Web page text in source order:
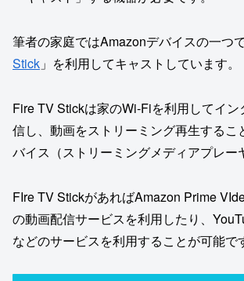
筆者の家庭ではAmazonデバイスの一つ
Stick 」を利用してキャストしています。
Fire TV Stickは家のWi-Fiを利用してイン
信し、動画をストリーミング再生するこ
バイス（ストリーミングメディアプレー
FIre TV StickがあればAmazon Prime
の動画配信サービスを利用したり、
などのサービスを利用することが可能で